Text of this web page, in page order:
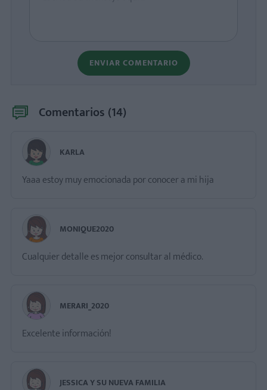
ENVIAR COMENTARIO
Comentarios (14)
KARLA
Yaaa estoy muy emocionada por conocer a mi hija
MONIQUE2020
Cualquier detalle es mejor consultar al médico.
MERARI_2020
Excelente información!
JESSICA Y SU NUEVA FAMILIA